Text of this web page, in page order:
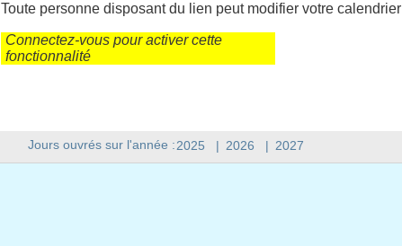
Jours ouvrés sur l'année :2025 | 2026 | 2027
Toute personne disposant du lien peut modifier votre calendrier
Connectez-vous pour activer cette
fonctionnalité